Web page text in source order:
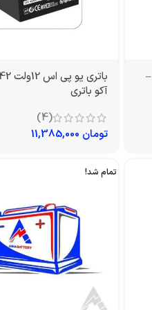
–
آکو باتری
(4)
تومان
تمام شد!